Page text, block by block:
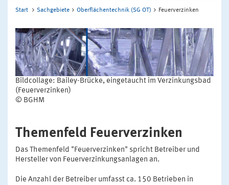
Start Sachgebiete Oberflächentechnik (SG OT) Feuerverzinken
Bildcollage: Bailey-Brücke, eingetaucht im Verzinkungsbad
(Feuerverzinken)
© BGHM
Themenfeld Feuerverzinken
Das Themenfeld "Feuerverzinken" spricht Betreiber und
Hersteller von Feuerverzinkungsanlagen an.
Die Anzahl der Betreiber umfasst ca. 150 Betrieben in